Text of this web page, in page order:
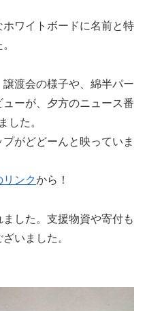
ワイトボードに名前と特
渡会の様子や、綿半パー
ューが、夕方のニュース番
した。
がどどーんと映っていま
リンクから！
した。支援物資や寄付も
いました。